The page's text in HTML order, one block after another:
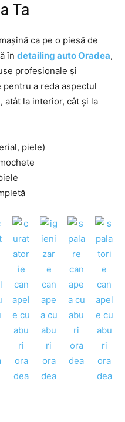
Ta
ca pe o piesă de
în detailing auto Oradea,
profesionale și
a reda aspectul
atât la interior, cât și la
piele)